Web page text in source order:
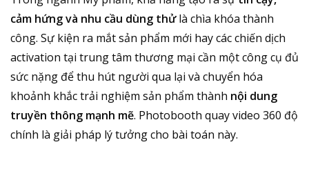
cảm hứng và nhu cầu dùng thửlà chìa khóa thành
công. Sự kiện ra mắt sản phẩm mới hay các chiến dịch
activation tại trung tâm thương mại cần một công cụ đủ
sức nặng để thu hút người qua lại và chuyển hóa
khoảnh khắc trải nghiệm sản phẩm thành nội dung
truyền thông mạnh mẽ. Photobooth quay video 360 độ
chính là giải pháp lý tưởng cho bài toán này.